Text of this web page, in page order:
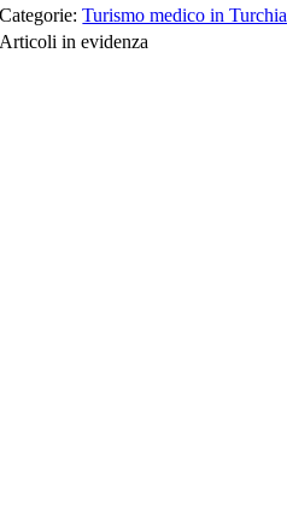
Categorie:Turismo medico in Turchia
Articoli in evidenza